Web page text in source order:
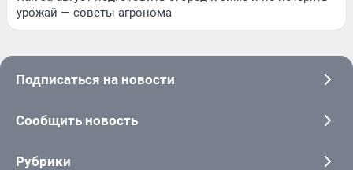
урожай — советы агронома
Подписаться на новости
Сообщить новость
Рубрики